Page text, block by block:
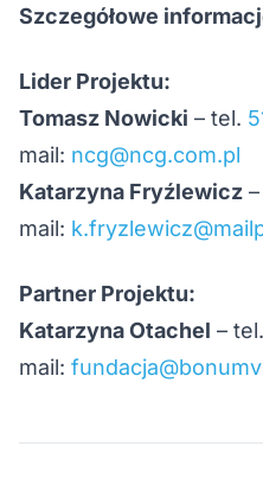
Szczegółowe
Lider Projektu:
Tomasz Nowicki – tel.
mail: ncg@ncg.com.pl
Katarzyna Fryźlewicz
mail:
Partner Projektu:
Katarzyna Otachel – tel.
mail: